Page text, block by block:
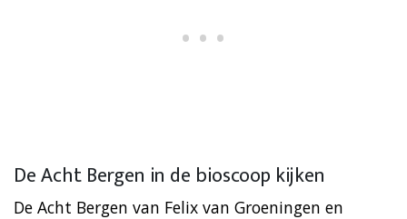
De Acht Bergen in de bioscoop kijken
De Acht Bergen van Felix van Groeningen en